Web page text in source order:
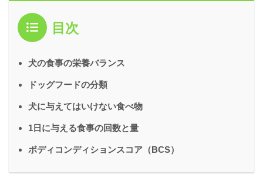
目次
犬の食事の栄養バランス
ドッグフードの分類
犬に与えてはいけない食べ物
1日に与える食事の回数と量
ボディコンディションスコア（BCS）